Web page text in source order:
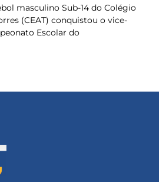
masculino Sub-14 do Colégio
(CEAT) conquistou o vice-
Escolar do